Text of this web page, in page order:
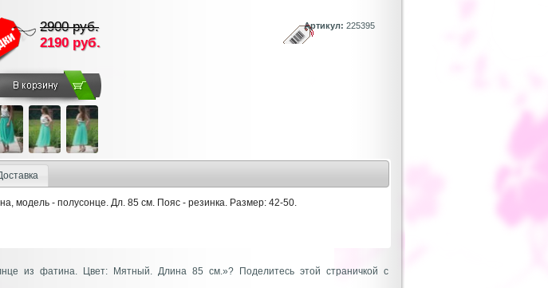
Артикул: 225395
2900 руб.
2190 руб.
модель - полусонце. Дл. 85 см. Пояс - резинка. Размер: 42-50.
из фатина. Цвет: Мятный. Длина 85 см.»? Поделитесь этой страничкой с